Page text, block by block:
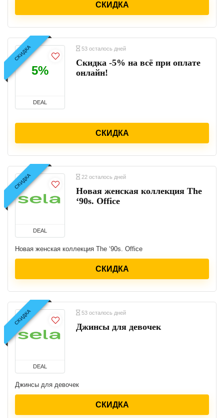
СКИДКА
СКИДКА
5%
DEAL
53 осталось дней
Скидка -5% на всё при оплате
онлайн!
СКИДКА
СКИДКА
DEAL
22 осталось дней
Новая женская коллекция The
‘90s. Office
Новая женская коллекция The ‘90s. Office
СКИДКА
СКИДКА
DEAL
53 осталось дней
Джинсы для девочек
Джинсы для девочек
СКИДКА